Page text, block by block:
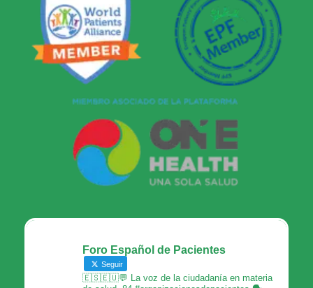
Foro Español de Pacientes
Seguir
🇪🇸🇪🇺💬 La voz de la ciudadanía en materia